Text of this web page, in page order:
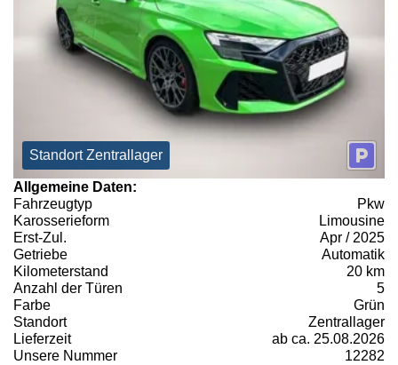
Standort Zentrallager
Allgemeine Daten:
Fahrzeugtyp
Pkw
Karosserieform
Limousine
Erst-Zul.
Apr / 2025
Getriebe
Automatik
Kilometerstand
20 km
Anzahl der Türen
5
Farbe
Grün
Standort
Zentrallager
Lieferzeit
ab ca. 25.08.2026
Unsere Nummer
12282